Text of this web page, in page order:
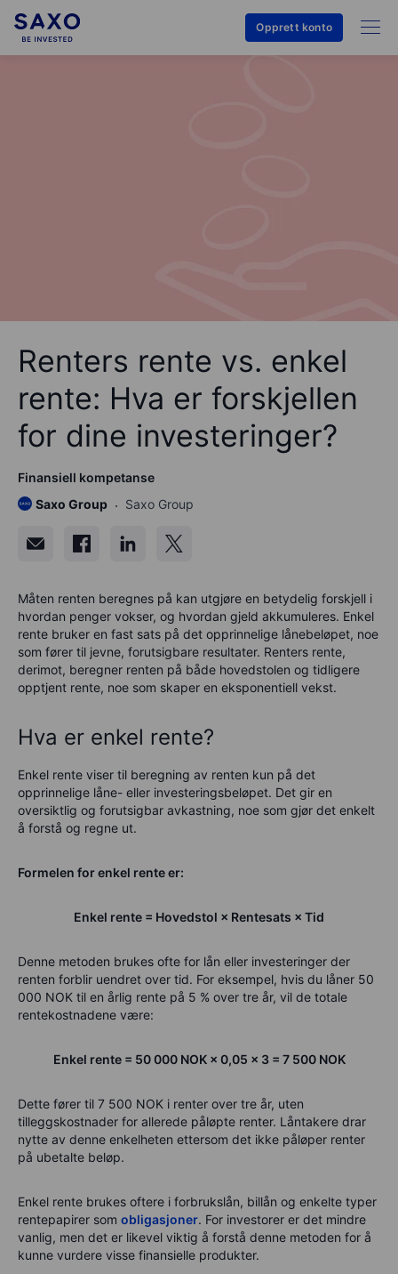
Opprett konto
Renters rente vs. enkel
rente: Hva er forskjellen
for dine investeringer?
Finansiell kompetanse
Saxo Group
Saxo Group
Måten renten beregnes på kan utgjøre en betydelig forskjell i
hvordan penger vokser, og hvordan gjeld akkumuleres. Enkel
rente bruker en fast sats på det opprinnelige lånebeløpet, noe
som fører til jevne, forutsigbare resultater. Renters rente,
derimot, beregner renten på både hovedstolen og tidligere
opptjent rente, noe som skaper en eksponentiell vekst.
Hva er enkel rente?
Enkel rente viser til beregning av renten kun på det
opprinnelige låne- eller investeringsbeløpet. Det gir en
oversiktlig og forutsigbar avkastning, noe som gjør det enkelt
å forstå og regne ut.
Formelen for enkel rente er:
Enkel rente = Hovedstol × Rentesats × Tid
Denne metoden brukes ofte for lån eller investeringer der
renten forblir uendret over tid. For eksempel, hvis du låner 50
000 NOK til en årlig rente på 5 % over tre år, vil de totale
rentekostnadene være:
Enkel rente = 50 000 NOK × 0,05 × 3 = 7 500 NOK
Dette fører til 7 500 NOK i renter over tre år, uten
tilleggskostnader for allerede påløpte renter. Låntakere drar
nytte av denne enkelheten ettersom det ikke påløper renter
på ubetalte beløp.
Enkel rente brukes oftere i forbrukslån, billån og enkelte typer
rentepapirer som obligasjoner. For investorer er det mindre
vanlig, men det er likevel viktig å forstå denne metoden for å
kunne vurdere visse finansielle produkter.